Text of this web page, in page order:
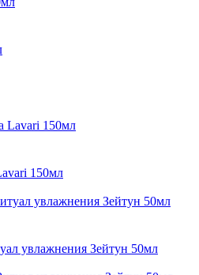
150мл
увлажнения Зейтун 50мл